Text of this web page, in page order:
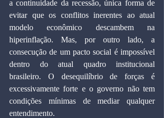
a continuidade da recessão, única forma de
evitar que os conflitos inerentes ao atual
modelo econômico descambem na
hiperinflação. Mas, por outro lado, a
consecução de um pacto social é impossível
dentro do atual quadro institucional
brasileiro. O desequilíbrio de forças é
excessivamente forte e o governo não tem
condições mínimas de mediar qualquer
entendimento.